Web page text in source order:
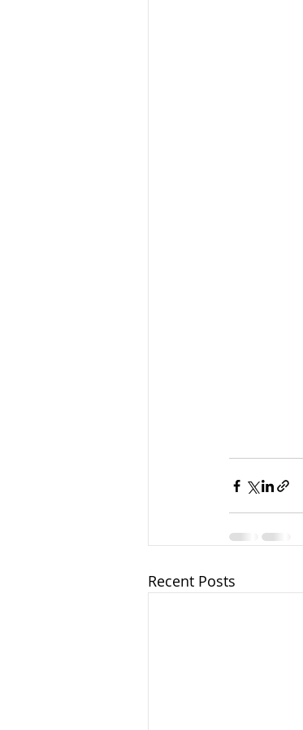
Recent Posts